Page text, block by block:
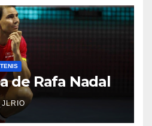
TENIS
de Rafa Nadal
JLRIO